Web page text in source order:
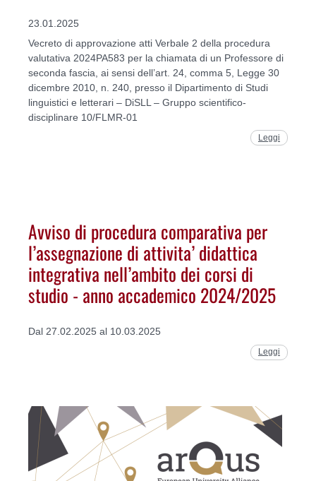
23.01.2025
Vecreto di approvazione atti Verbale 2 della procedura
valutativa 2024PA583 per la chiamata di un Professore di
seconda fascia, ai sensi dell’art. 24, comma 5, Legge 30
dicembre 2010, n. 240, presso il Dipartimento di Studi
linguistici e letterari – DiSLL – Gruppo scientifico-
disciplinare 10/FLMR-01
Leggi
Avviso di procedura comparativa per
l’assegnazione di attivita’ didattica
integrativa nell’ambito dei corsi di
studio - anno accademico 2024/2025
Dal 27.02.2025 al 10.03.2025
Leggi